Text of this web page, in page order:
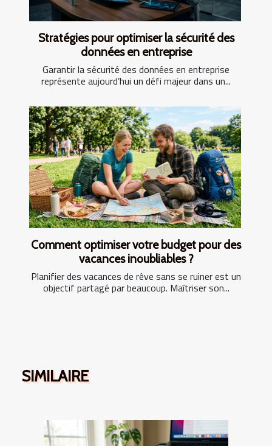
Stratégies pour optimiser la sécurité des
données en entreprise
Garantir la sécurité des données en entreprise
représente aujourd’hui un défi majeur dans un...
Comment optimiser votre budget pour des
vacances inoubliables ?
Planifier des vacances de rêve sans se ruiner est un
objectif partagé par beaucoup. Maîtriser son...
SIMILAIRE